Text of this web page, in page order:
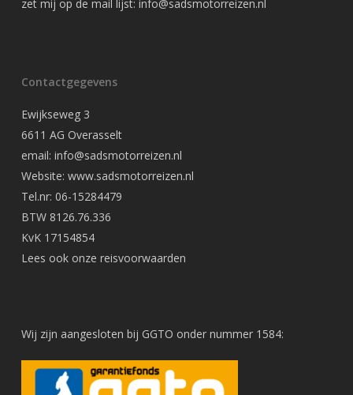
zet mij op de mail lijst: info@sadsmotorreizen.nl
Contactgegevens
Ewijkseweg 3
6611 AG Overasselt
email: info@sadsmotorreizen.nl
Website: www.sadsmotorreizen.nl
Tel.nr: 06-15284479
BTW 8126.76.336
KvK 17154854
Lees ook onze reisvoorwaarden
Wij zijn aangesloten bij GGTO onder nummer 1584: